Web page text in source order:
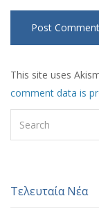
This site uses
comment data is
Τελευταία Νέα